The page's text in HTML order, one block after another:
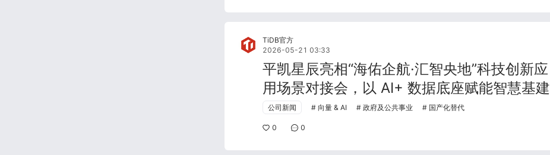
TiDB官方
2026-05-21 03:33
平凯星辰亮相“海佑企航·汇智央地”科技创新应
用场景对接会，以 AI+ 数据底座赋能智慧基建
公司新闻 向量 & AI 政府及公共事业 国产化替代
0 0